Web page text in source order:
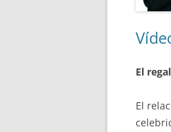
El
El